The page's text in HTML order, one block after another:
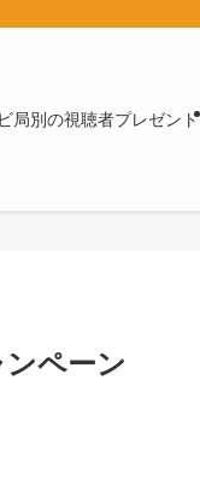
局別の視聴者プレゼント
ペーン